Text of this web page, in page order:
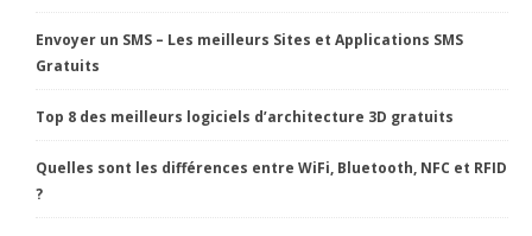
Envoyer un SMS – Les meilleurs Sites et Applications SMS
Gratuits
Top 8 des meilleurs logiciels d’architecture 3D gratuits
Quelles sont les différences entre WiFi, Bluetooth, NFC et RFID
?